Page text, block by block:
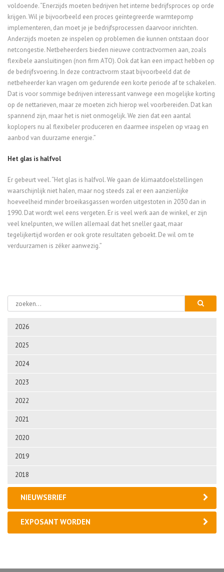
2026
2025
2024
2023
2022
2021
2020
2019
2018
NIEUWSBRIEF
EXPOSANT WORDEN
voldoende. “Enerzijds moeten bedrijven het interne bedrijfsproces op orde
krijgen. Wil je bijvoorbeeld een proces geïntegreerde warmtepomp
implementeren, dan moet je je bedrijfsprocessen daarvoor inrichten.
Anderzijds moeten ze inspelen op problemen die kunnen ontstaan door
netcongestie. Netbeheerders bieden nieuwe contractvormen aan, zoals
flexibele aansluitingen (non firm ATO). Ook dat kan een impact hebben op
de bedrijfsvoering. In deze contractvorm staat bijvoorbeeld dat de
netbeheerder kan vragen om gedurende een korte periode af te schakelen.
Dat is voor sommige bedrijven interessant vanwege een mogelijke korting
op de nettarieven, maar ze moeten zich hierop wel voorbereiden. Dat kan
spannend zijn, maar het is niet onmogelijk. We zien dat een aantal
koplopers nu al flexibeler produceren en daarmee inspelen op vraag en
aanbod van duurzame energie.”
Het glas is halfvol
Er gebeurt veel. “Het glas is halfvol. We gaan de klimaatdoelstellingen
waarschijnlijk niet halen, maar nog steeds zal er een aanzienlijke
hoeveelheid minder broeikasgassen worden uitgestoten in 2030 dan in
1990. Dat wordt wel eens vergeten. Er is veel werk aan de winkel, er zijn
veel knelpunten, we willen allemaal dat het sneller gaat, maar
tegelijkertijd worden er ook grote resultaten geboekt. De wil om te
verduurzamen is zéker aanwezig.”